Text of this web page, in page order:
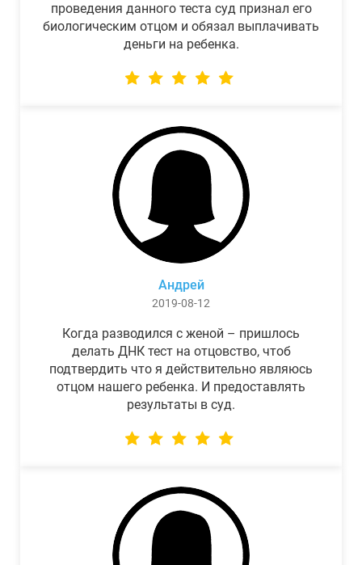
проведения данного теста суд признал его
биологическим отцом и обязал выплачивать
деньги на ребенка.
Андрей
2019-08-12
Когда разводился с женой – пришлось
делать ДНК тест на отцовство, чтоб
подтвердить что я действительно являюсь
отцом нашего ребенка. И предоставлять
результаты в суд.